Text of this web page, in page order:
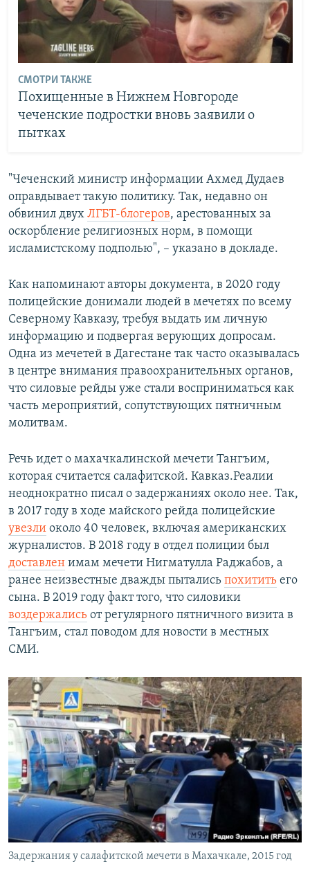
СМОТРИ ТАКЖЕ
Похищенные в Нижнем Новгороде
чеченские подростки вновь заявили о
пытках
"Чеченский министр информации Ахмед Дудаев
оправдывает такую политику. Так, недавно он
обвинил двух ЛГБТ-блогеров, арестованных за
оскорбление религиозных норм, в помощи
исламистскому подполью", – указано в докладе.
Как напоминают авторы документа, в 2020 году
полицейские донимали людей в мечетях по всему
Северному Кавказу, требуя выдать им личную
информацию и подвергая верующих допросам.
Одна из мечетей в Дагестане так часто оказывалась
в центре внимания правоохранительных органов,
что силовые рейды уже стали восприниматься как
часть мероприятий, сопутствующих пятничным
молитвам.
Речь идет о махачкалинской мечети Тангъим,
которая считается салафитской. Кавказ.Реалии
неоднократно писал о задержаниях около нее. Так,
в 2017 году в ходе майского рейда полицейские
увезли около 40 человек, включая американских
журналистов. В 2018 году в отдел полиции был
доставлен имам мечети Нигматулла Раджабов, а
ранее неизвестные дважды пытались похитить его
сына. В 2019 году факт того, что силовики
воздержались от регулярного пятничного визита в
Тангъим, стал поводом для новости в местных
СМИ.
Задержания у салафитской мечети в Махачкале, 2015 год